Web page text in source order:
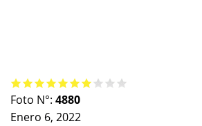
Foto N°: 4880
Enero 6, 2022